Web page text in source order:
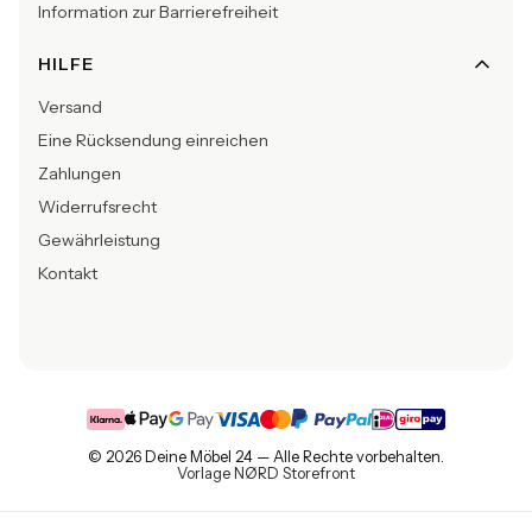
Information zur Barrierefreiheit
HILFE
Versand
Eine Rücksendung einreichen
Zahlungen
Widerrufsrecht
Gewährleistung
Kontakt
© 2026 Deine Möbel 24 — Alle Rechte vorbehalten.
Vorlage NØRD Storefront